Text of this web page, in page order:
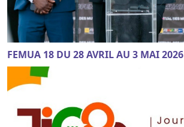
FEMUA 18 DU 28 AVRIL AU 3 MAI 2026